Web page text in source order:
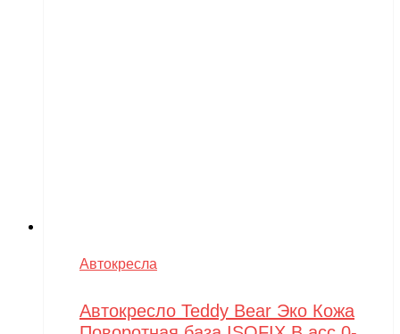
Автокресла
Автокресло Teddy Bear Эко Кожа